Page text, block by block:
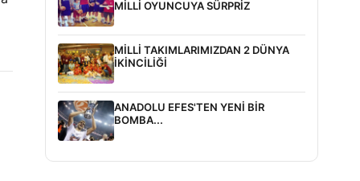
MİLLİ OYUNCUYA SÜRPRİZ
MİLLİ TAKIMLARIMIZDAN 2 DÜNYA
İKİNCİLİĞİ
ANADOLU EFES'TEN YENİ BİR
BOMBA...